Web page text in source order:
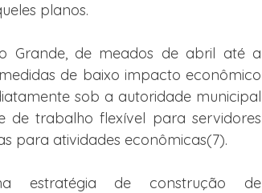
planos.
Grande, de meados de abril até a
de baixo impacto econômico
sob a autoridade municipal
de trabalho flexível para servidores
para atividades econômicas(7).
estratégia de construção de